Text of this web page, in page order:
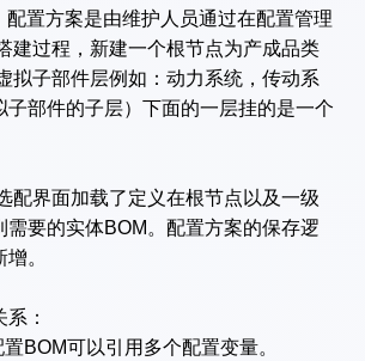
置方案是由维护人员通过在配置管理
建过程，新建一个根节点为产成品类
拟子部件层例如：动力系统，传动系
部件的子层）下面的一层挂的是一个
界面加载了定义在根节点以及一级
要的实体BOM。配置方案的保存逻
。
：
BOM可以引用多个配置变量。